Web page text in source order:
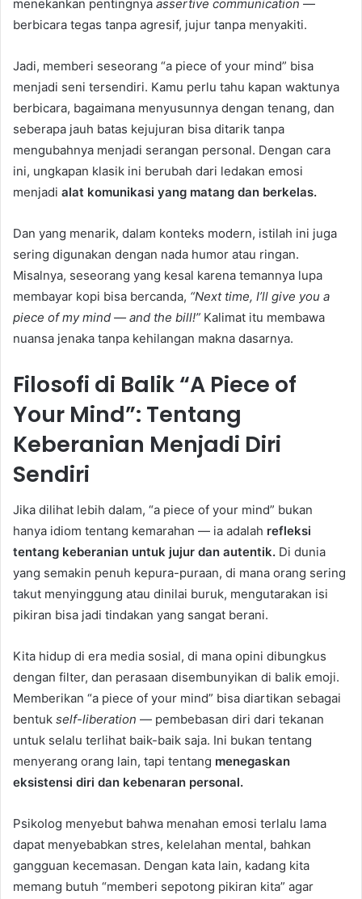
menekankan pentingnya assertive communication —
berbicara tegas tanpa agresif, jujur tanpa menyakiti.
Jadi, memberi seseorang “a piece of your mind” bisa
menjadi seni tersendiri. Kamu perlu tahu kapan waktunya
berbicara, bagaimana menyusunnya dengan tenang, dan
seberapa jauh batas kejujuran bisa ditarik tanpa
mengubahnya menjadi serangan personal. Dengan cara
ini, ungkapan klasik ini berubah dari ledakan emosi
menjadi alat komunikasi yang matang dan berkelas.
Dan yang menarik, dalam konteks modern, istilah ini juga
sering digunakan dengan nada humor atau ringan.
Misalnya, seseorang yang kesal karena temannya lupa
membayar kopi bisa bercanda, “Next time, I’ll give you a
piece of my mind — and the bill!” Kalimat itu membawa
nuansa jenaka tanpa kehilangan makna dasarnya.
Filosofi di Balik “A Piece of
Your Mind”: Tentang
Keberanian Menjadi Diri
Sendiri
Jika dilihat lebih dalam, “a piece of your mind” bukan
hanya idiom tentang kemarahan — ia adalah refleksi
tentang keberanian untuk jujur dan autentik. Di dunia
yang semakin penuh kepura-puraan, di mana orang sering
takut menyinggung atau dinilai buruk, mengutarakan isi
pikiran bisa jadi tindakan yang sangat berani.
Kita hidup di era media sosial, di mana opini dibungkus
dengan filter, dan perasaan disembunyikan di balik emoji.
Memberikan “a piece of your mind” bisa diartikan sebagai
bentuk self-liberation — pembebasan diri dari tekanan
untuk selalu terlihat baik-baik saja. Ini bukan tentang
menyerang orang lain, tapi tentang menegaskan
eksistensi diri dan kebenaran personal.
Psikolog menyebut bahwa menahan emosi terlalu lama
dapat menyebabkan stres, kelelahan mental, bahkan
gangguan kecemasan. Dengan kata lain, kadang kita
memang butuh “memberi sepotong pikiran kita” agar